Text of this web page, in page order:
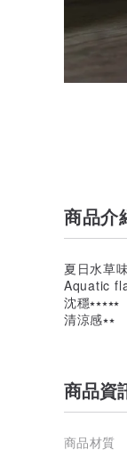
商品介
夏日水草
Aquatic
沈穩⭑⭑⭑⭑⭑
清涼感⭑⭑
商品資
商品材質